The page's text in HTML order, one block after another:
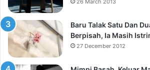
26 March 2013
Baru Talak Satu Dan
Berpisah, Ia Masih
27 December 2012